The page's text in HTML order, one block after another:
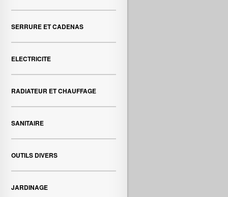
SERRURE ET CADENAS
ELECTRICITE
RADIATEUR ET CHAUFFAGE
SANITAIRE
OUTILS DIVERS
JARDINAGE